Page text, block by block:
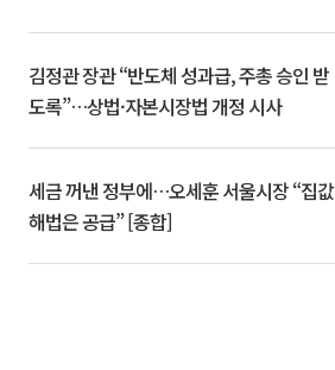
김정관 장관 “반도체 성과급, 주총 승인 받
도록”…상법·자본시장법 개정 시사
세금 꺼낸 정부에…오세훈 서울시장 “집값
해법은 공급” [종합]